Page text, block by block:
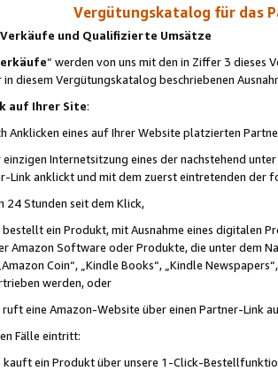
Vergütungskatalog für das
und Qualifizierte Umsätze
“ werden von uns mit den in Ziffer 3
diesem Vergütungskatalog beschriebenen
auf Ihrer Site:
Anklicken eines auf Ihrer Website platzierten
Internetsitzung eines der nachstehend
Link anklickt und mit dem zuerst eintretenden der
Stunden seit dem Klick,
ein Produkt, mit Ausnahme eines digitalen
Amazon Software oder Produkte, die unter dem
Coin“, „Kindle Books“, „Kindle
werden, oder
eine Amazon-Website über einen Partner-Link
Fälle eintritt:
ein Produkt über unsere 1-Click-